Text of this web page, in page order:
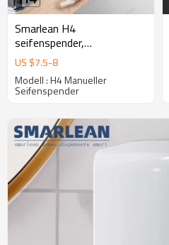
Smarlean H4
seifenspender,
seifenschaumspender,
schaumspender seife,
touch seifenspender
US $7.5-8
Modell : H4 Manueller
Seifenspender